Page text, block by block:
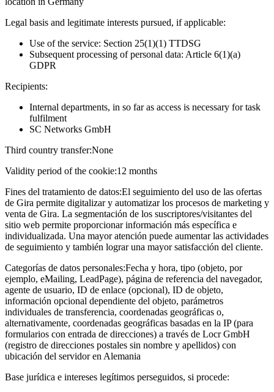
Legal basis and legitimate interests pursued, if applicable:
Use of the service: Section 25(1)(1) TTDSG
Subsequent processing of personal data: Article 6(1)(a)
GDPR
Recipients:
Internal departments, in so far as access is necessary for task
fulfilment
SC Networks GmbH
Third country transfer:None
Validity period of the cookie:12 months
Fines del tratamiento de datos:El seguimiento del uso de las ofertas
de Gira permite digitalizar y automatizar los procesos de marketing y
venta de Gira. La segmentación de los suscriptores/visitantes del
sitio web permite proporcionar información más específica e
individualizada. Una mayor atención puede aumentar las actividades
de seguimiento y también lograr una mayor satisfacción del cliente.
Categorías de datos personales:Fecha y hora, tipo (objeto, por
ejemplo, eMailing, LeadPage), página de referencia del navegador,
agente de usuario, ID de enlace (opcional), ID de objeto,
información opcional dependiente del objeto, parámetros
individuales de transferencia, coordenadas geográficas o,
alternativamente, coordenadas geográficas basadas en la IP (para
formularios con entrada de direcciones) a través de Locr GmbH
(registro de direcciones postales sin nombre y apellidos) con
ubicación del servidor en Alemania
Base jurídica e intereses legítimos perseguidos, si procede: